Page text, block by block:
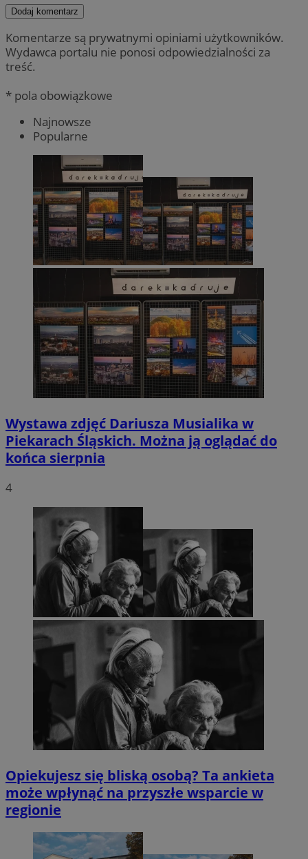
Dodaj komentarz
Komentarze są prywatnymi opiniami użytkowników.
Wydawca portalu nie ponosi odpowiedzialności za
treść.
* pola obowiązkowe
Najnowsze
Popularne
Wystawa zdjęć Dariusza Musialika w
Piekarach Śląskich. Można ją oglądać do
końca sierpnia
4
Opiekujesz się bliską osobą? Ta ankieta
może wpłynąć na przyszłe wsparcie w
regionie